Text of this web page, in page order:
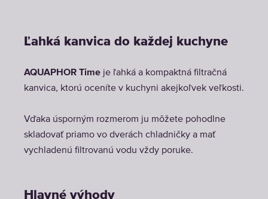
Ľahká kanvica do každej kuchyne
AQUAPHOR Time je ľahká a kompaktná filtračná
kanvica, ktorú oceníte v kuchyni akejkoľvek veľkosti.
Vďaka úsporným rozmerom ju môžete pohodlne
skladovať priamo vo dverách chladničky a mať
vychladenú filtrovanú vodu vždy poruke.
Hlavné výhody